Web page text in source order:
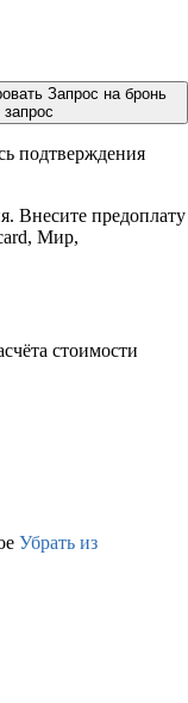
Запрос на бронь
подтверждения
Внесите предоплату
Мир,
стоимости
Убрать из